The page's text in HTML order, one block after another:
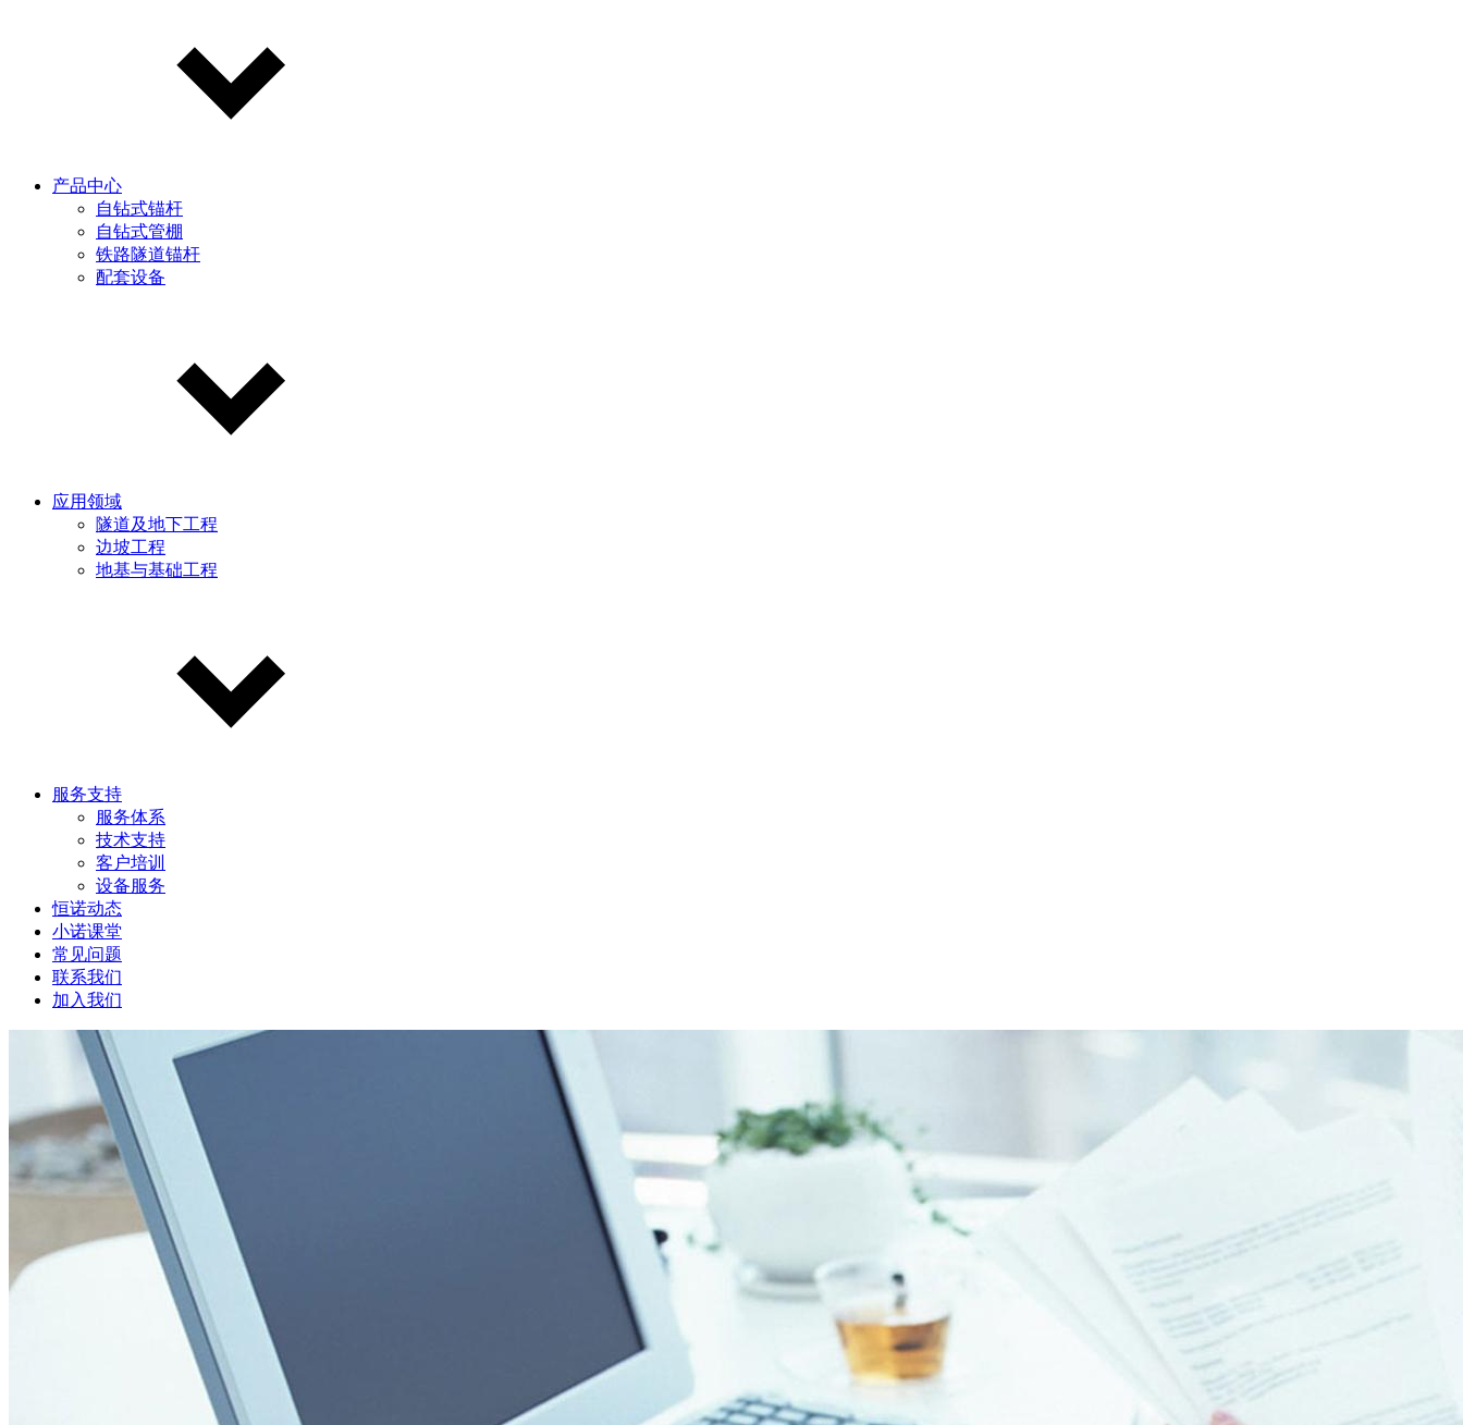
产品中心
自钻式锚杆
自钻式管棚
铁路隧道锚杆
配套设备
应用领域
隧道及地下工程
边坡工程
地基与基础工程
服务支持
服务体系
技术支持
客户培训
设备服务
恒诺动态
小诺课堂
常见问题
联系我们
加入我们